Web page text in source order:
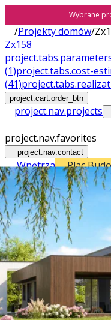
Wybrane
/Projekty domów/
Zx158
(1)project.tabs.cost-
(41)
project.cart.order_btn
project.nav.projects
project.nav.favorites
project.nav.contact
Wnętrza Plac